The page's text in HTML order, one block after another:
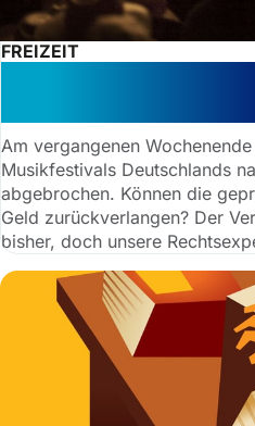
FREIZEIT
Am vergangenen
Musikfestivals Deutschlands
abgebrochen. Können die
Geld zurückverlangen? Der
bisher, doch unsere
Ticketpreis darf teilweise